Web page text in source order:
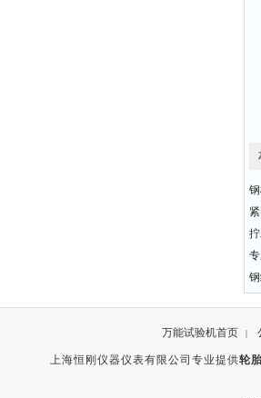
万能试验机首页 |
上海恒刚仪器仪表有限公司专业提供轮